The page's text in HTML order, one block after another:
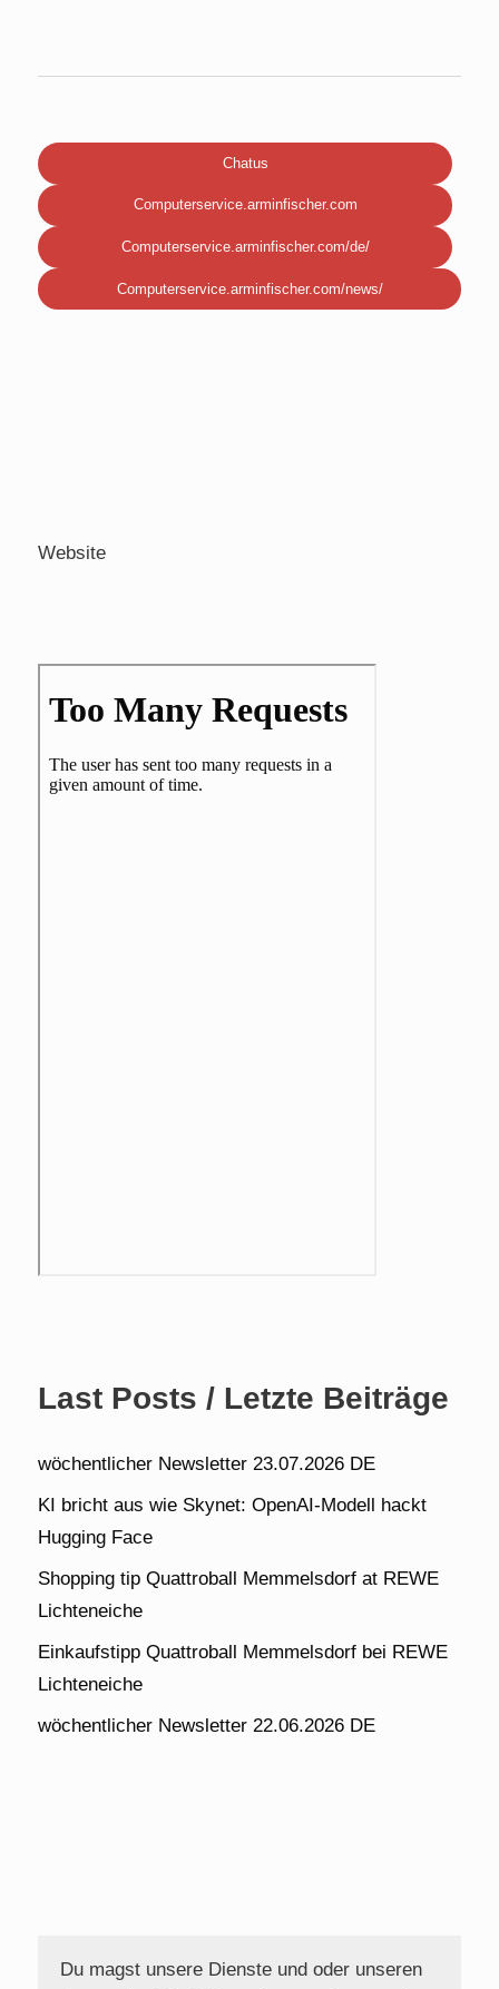
Chatus
Computerservice.arminfischer.com
Computerservice.arminfischer.com/de/
Computerservice.arminfischer.com/news/
Website
Last Posts / Letzte Beiträge
wöchentlicher Newsletter 23.07.2026 DE
KI bricht aus wie Skynet: OpenAI-Modell hackt
Hugging Face
Shopping tip Quattroball Memmelsdorf at REWE
Lichteneiche
Einkaufstipp Quattroball Memmelsdorf bei REWE
Lichteneiche
wöchentlicher Newsletter 22.06.2026 DE
Du magst unsere Dienste und oder unseren